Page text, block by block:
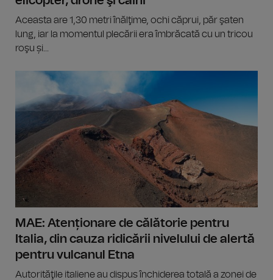
Aceasta are 1,30 metri înălţime, ochi căprui, păr şaten
lung, iar la momentul plecării era îmbrăcată cu un tricou
roşu și...
MAE: Atenționare de călătorie pentru
Italia, din cauza ridicării nivelului de alertă
pentru vulcanul Etna
Autorităţile italiene au dispus închiderea totală a zonei de